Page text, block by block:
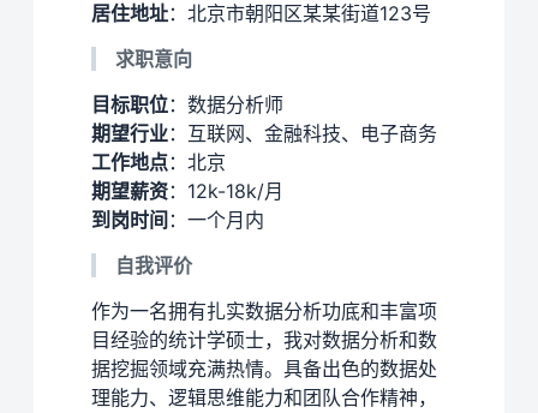
居住地址：北京市朝阳区某某街道123号
求职意向
目标职位：数据分析师
期望行业：互联网、金融科技、电子商务
工作地点：北京
期望薪资：12k-18k/月
到岗时间 ：一个月内
自我评价
作为一名拥有扎实数据分析功底和丰富项
目经验的统计学硕士，我对数据分析和数
据挖掘领域充满热情。具备出色的数据处
理能力、逻辑思维能力和团队合作精神，